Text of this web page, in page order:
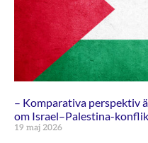
– Komparativa perspektiv
om Israel–Palestina-
19 maj 2026